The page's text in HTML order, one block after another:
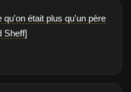
était plus qu'un père
Sheff]